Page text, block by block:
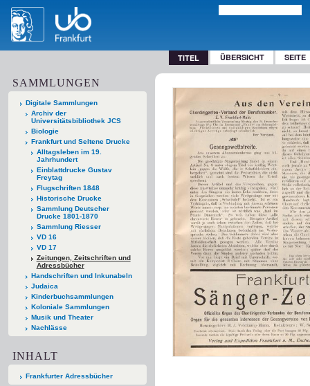
TITEL ÜBERSICHT SEITE
SAMMLUNGEN
Digitale Sammlungen
Archiv der
Universitätsbibliothek JCS
Biologie
Frankfurt und Seltene Drucke
Alltagsleben im 19.
Jahrhundert
Einblattdrucke Gustav
Freytag
Flugschriften 1848
Historische Drucke
Sammlung Deutscher
Drucke 1801-1870
Sammlung Riesser
VD 16
VD 17
Zeitungen, Zeitschriften und
Adressbücher
Handschriften und Inkunabeln
Judaica
Kinderbuchsammlungen
Koloniale Sammlungen
Musik und Theater
Nachlässe
INHALT
Frankfurter Adressbücher